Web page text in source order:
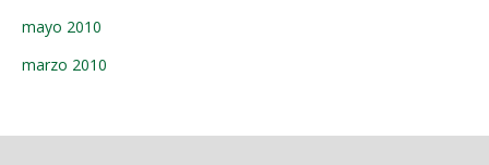
mayo 2010
marzo 2010